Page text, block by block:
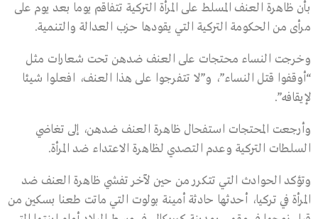
بأن ظاهرة العنف المسلط على المرأة التركية تتفاقم يوما بعد يوم على
مرأى من الحكومة التركية التي يقودها حزب العدالة والتنمية.
وخرجت النساء محتجات على العنف ضدهن تحت شعارات مثل
“أوقفوا قتل النساء”، و”لا تتفرجوا على هذا العنف، افعلوا شيئا
لإيقافه”.
وأرجعت المحتجات استفحال ظاهرة العنف ضدهن، إلى تغاضي
السلطات التركية وعدم التصدي لظاهرة الاعتداء ضد المرأة.
وتؤكد الحوادث التي تتكرر من حين لآخر تفشي ظاهرة العنف ضد
المرأة في تركيا، أحدثها حادثة أمينة بولوت التي ماتت طعنا بسكين من